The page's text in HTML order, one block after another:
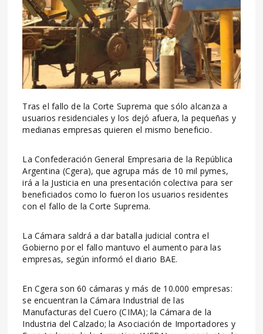
Tras el fallo de la Corte Suprema que sólo alcanza a
usuarios residenciales y los dejó afuera, la pequeñas y
medianas empresas quieren el mismo beneficio.
La Confederación General Empresaria de la República
Argentina (Cgera), que agrupa más de 10 mil pymes,
irá a la Justicia en una presentación colectiva para ser
beneficiados como lo fueron los usuarios residentes
con el fallo de la Corte Suprema.
La Cámara saldrá a dar batalla judicial contra el
Gobierno por el fallo mantuvo el aumento para las
empresas, según informó el diario BAE.
En Cgera son 60 cámaras y más de 10.000 empresas:
se encuentran la Cámara Industrial de las
Manufacturas del Cuero (CIMA); la Cámara de la
Industria del Calzado; la Asociación de Importadores y